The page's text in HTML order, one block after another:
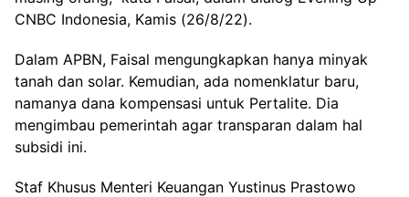
CNBC Indonesia, Kamis (26/8/22).
Dalam APBN, Faisal mengungkapkan hanya minyak
tanah dan solar. Kemudian, ada nomenklatur baru,
namanya dana kompensasi untuk Pertalite. Dia
mengimbau pemerintah agar transparan dalam hal
subsidi ini.
Staf Khusus Menteri Keuangan Yustinus Prastowo